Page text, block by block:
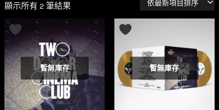
顯示所有 2 筆結果
目
排
序
暫無庫存 暫無庫存